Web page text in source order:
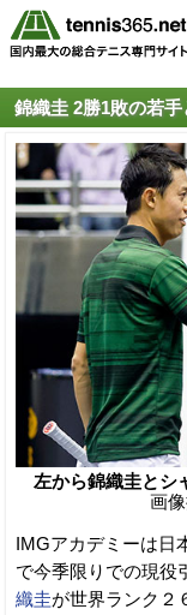
錦織圭 2勝1敗の若手
左から錦織圭とシ
画
IMGアカデミーは日
で今季限りでの現役
織圭が世界ランク２